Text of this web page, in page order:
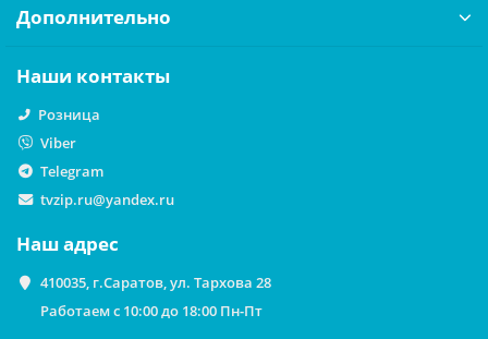
Дополнительно
Наши контакты
Розница
Viber
Telegram
tvzip.ru@yandex.ru
Наш адрес
410035, г.Саратов, ул. Тархова 28
Работаем с 10:00 до 18:00 Пн-Пт